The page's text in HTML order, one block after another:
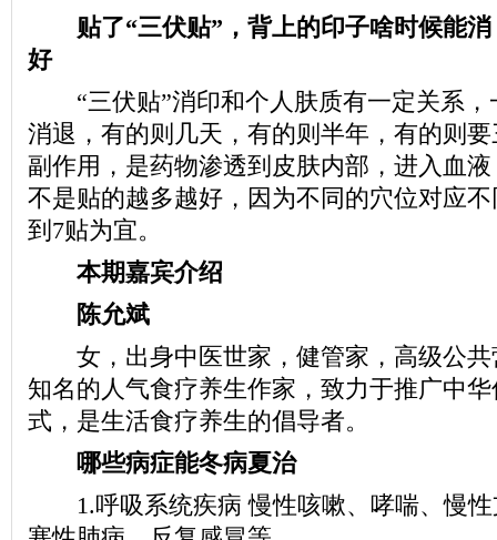
贴了“三伏贴”，背上的印子啥时候能
好
“三伏贴”消印和个人肤质有一定关系，
消退，有的则几天，有的则半年，有的则
副作用，是药物渗透到皮肤内部，进入血
不是贴的越多越好，因为不同的穴位对应
到7贴为宜。
本期嘉宾介绍
陈允斌
女，出身中医世家，健管家，高级公共
知名的人气食疗养生作家，致力于推广中
式，是生活食疗养生的倡导者。
哪些病症能冬病夏治
1.呼吸系统疾病 慢性咳嗽、哮喘、慢性